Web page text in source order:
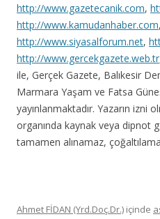
http://www.gazetecanik.com,
http://www.kamudanhaber.com,
http://www.siyasalforum.net,
http://www.gercekgazete.web.tr
ile, Gerçek Gazete, Balıkesir
Marmara Yaşam ve Fatsa
yayınlanmaktadır. Yazarın izni
organında kaynak veya dipnot
tamamen alınamaz,
Ahmet FİDAN (Yrd.Doç.Dr.) içinde